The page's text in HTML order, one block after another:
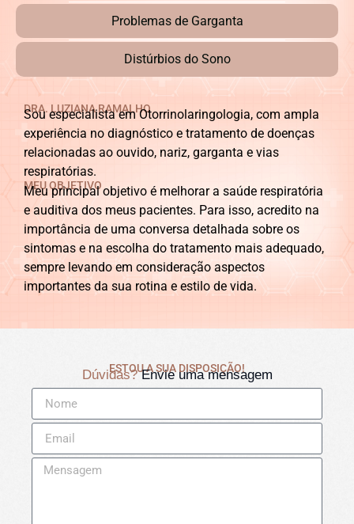
DRA. LUZIANA RAMALHO
Sou especialista em Otorrinolaringologia, com ampla
experiência no diagnóstico e tratamento de doenças
relacionadas ao ouvido, nariz, garganta e vias
respiratórias.
MEU OBJETIVO
Meu principal objetivo é melhorar a saúde respiratória
e auditiva dos meus pacientes. Para isso, acredito na
importância de uma conversa detalhada sobre os
sintomas e na escolha do tratamento mais adequado,
sempre levando em consideração aspectos
importantes da sua rotina e estilo de vida.
Problemas de Garganta
Distúrbios do Sono
ESTOU A SUA DISPOSIÇÃO!
Dúvidas?Envie uma mensagem